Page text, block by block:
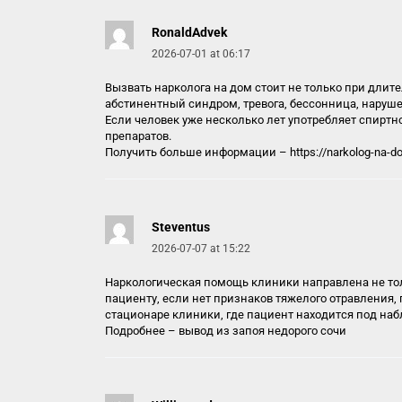
RonaldAdvek
2026-07-01 at 06:17
Вызвать нарколога на дом стоит не только при
абстинентный синдром, тревога, бессонница,
Если человек уже несколько лет употребляет
препаратов.
Получить больше информации – https://narkolog-na-
Steventus
2026-07-07 at 15:22
Наркологическая помощь клиники направлена не
пациенту, если нет признаков тяжелого
стационаре клиники, где пациент находится под
Подробнее – вывод из запоя недорого сочи